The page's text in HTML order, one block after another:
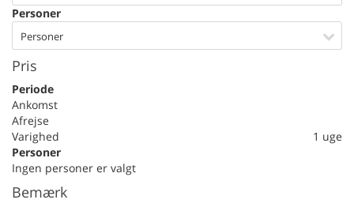
Personer
Personer
Pris
Periode
Ankomst
Afrejse
Varighed
1 uge
Personer
Ingen personer er valgt
Bemærk